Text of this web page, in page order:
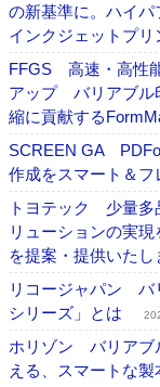
の新基準に。ハイ
インクジェットプ
FFGS 高速・高性
アップ バリアブル
縮に貢献する
SCREEN GA
作成をスマート＆フ
トヨテック 少量多
リューションの実
を提案・提供いたし
リコージャパン バ
シリーズ」とは
ホリゾン バリアブ
える、スマートな